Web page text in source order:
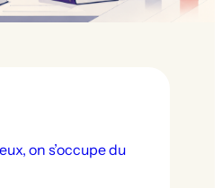
on s’occupe du